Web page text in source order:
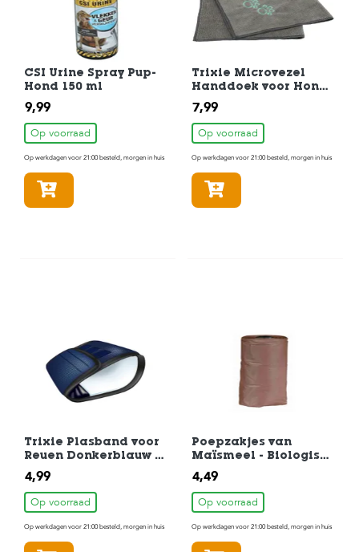
CSI Urine Spray Pup-
Hond 150 ml
9,99
Op voorraad
Op werkdagen voor 21:00 besteld, morgen in huis
Trixie Microvezel
Handdoek voor Hond
Blauw 50x60 cm
7,99
Op voorraad
Op werkdagen voor 21:00 besteld, morgen in huis
Trixie Plasband voor
Reuen Donkerblauw S
29-37cm
4,99
Op voorraad
Op werkdagen voor 21:00 besteld, morgen in huis
Poepzakjes van
Maïsmeel - Biologisch
Afbreekbaar 4 rollen
à 10 zakjes Bruin
4,49
Op voorraad
Op werkdagen voor 21:00 besteld, morgen in huis